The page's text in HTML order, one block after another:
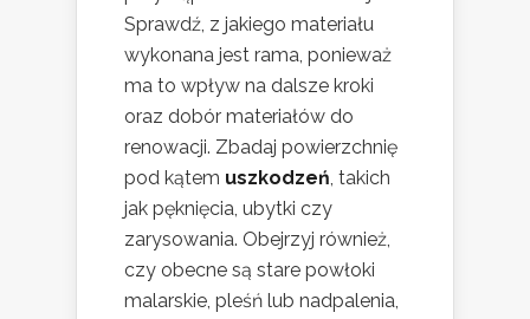
Sprawdź, z jakiego materiału
wykonana jest rama, ponieważ
ma to wpływ na dalsze kroki
oraz dobór materiałów do
renowacji. Zbadaj powierzchnię
pod kątem uszkodzeń, takich
jak pęknięcia, ubytki czy
zarysowania. Obejrzyj również,
czy obecne są stare powłoki
malarskie, pleśń lub nadpalenia,